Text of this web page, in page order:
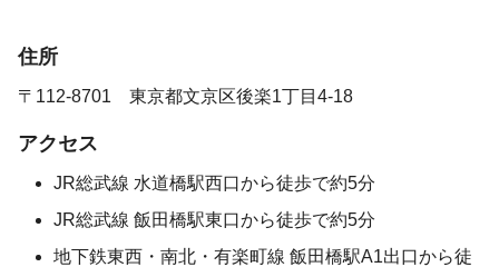
住所
〒112-8701 東京都文京区後楽1丁目4-18
アクセス
JR総武線 水道橋駅西口から徒歩で約5分
JR総武線 飯田橋駅東口から徒歩で約5分
地下鉄東西・南北・有楽町線 飯田橋駅A1出口から徒